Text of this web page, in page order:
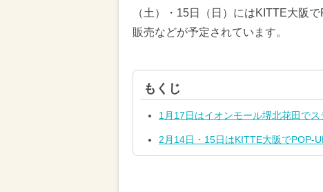
（土）・15日（日）にはKITTE大阪
販売などが予定されています。
もくじ
1月17日はイオンモール堺北花田で
2月14日・15日はKITTE大阪でPOP-